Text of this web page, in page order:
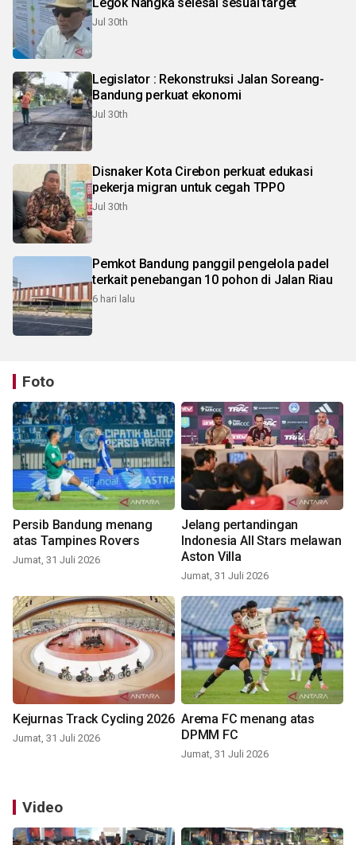
Jul 30th
Legislator : Rekonstruksi Jalan Soreang-
Bandung perkuat ekonomi
Jul 30th
Disnaker Kota Cirebon perkuat edukasi
pekerja migran untuk cegah TPPO
Jul 30th
Pemkot Bandung panggil pengelola padel
terkait penebangan 10 pohon di Jalan Riau
6 hari lalu
Foto
Persib Bandung menang
atas Tampines Rovers
Jumat, 31 Juli 2026
Jelang pertandingan
Indonesia All Stars melawan
Aston Villa
Jumat, 31 Juli 2026
Kejurnas Track Cycling 2026
Jumat, 31 Juli 2026
Arema FC menang atas
DPMM FC
Jumat, 31 Juli 2026
Video